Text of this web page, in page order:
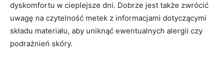
dyskomfortu w⁢ cieplejsze dni.⁢ Dobrze jest także zwrócić
uwagę na ⁢czytelność metek⁤ z informacjami dotyczącymi
składu materiału, ​aby uniknąć ewentualnych ‍alergii czy
⁣podrażnień skóry.